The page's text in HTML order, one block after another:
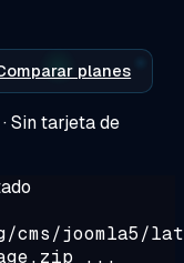
planes
Sin tarjeta de
cms/joomla5/
...